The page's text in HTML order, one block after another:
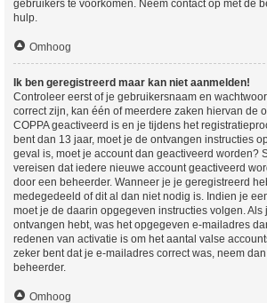
gebruikers te voorkomen. Neem contact op met de
hulp.
Omhoog
Ik ben geregistreerd maar kan niet aanmelden!
Controleer eerst of je gebruikersnaam en
correct zijn, kan één of meerdere zaken hiervan de
COPPA geactiveerd is en je tijdens het
bent dan 13 jaar, moet je de ontvangen instructies
geval is, moet je account dan geactiveerd worden?
vereisen dat iedere nieuwe account geactiveerd
door een beheerder. Wanneer je je geregistreerd
medegedeeld of dit al dan niet nodig is. Indien je
moet je de daarin opgegeven instructies volgen. Als
ontvangen hebt, was het opgegeven e-mailadres
redenen van activatie is om het aantal valse
zeker bent dat je e-mailadres correct was, neem
beheerder.
Omhoog